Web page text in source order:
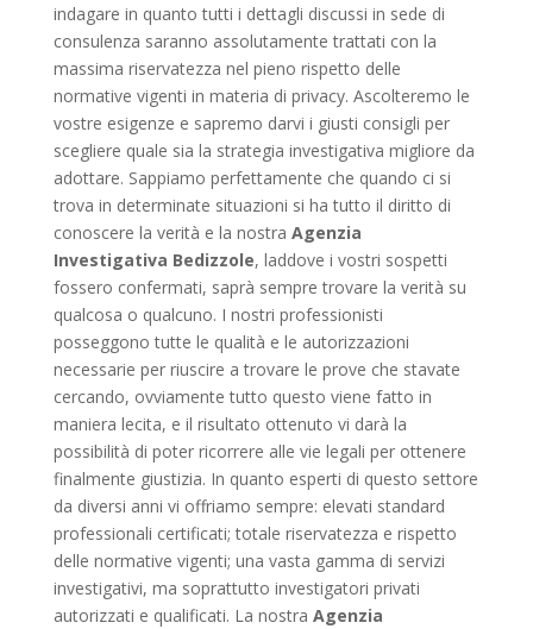
indagare in quanto tutti i dettagli discussi in sede di
consulenza saranno assolutamente trattati con la
massima riservatezza nel pieno rispetto delle
normative vigenti in materia di privacy. Ascolteremo le
vostre esigenze e sapremo darvi i giusti consigli per
scegliere quale sia la strategia investigativa migliore da
adottare. Sappiamo perfettamente che quando ci si
trova in determinate situazioni si ha tutto il diritto di
conoscere la verità e la nostra Agenzia
Investigativa Bedizzole, laddove i vostri sospetti
fossero confermati, saprà sempre trovare la verità su
qualcosa o qualcuno. I nostri professionisti
posseggono tutte le qualità e le autorizzazioni
necessarie per riuscire a trovare le prove che stavate
cercando, ovviamente tutto questo viene fatto in
maniera lecita, e il risultato ottenuto vi darà la
possibilità di poter ricorrere alle vie legali per ottenere
finalmente giustizia. In quanto esperti di questo settore
da diversi anni vi offriamo sempre: elevati standard
professionali certificati; totale riservatezza e rispetto
delle normative vigenti; una vasta gamma di servizi
investigativi, ma soprattutto investigatori privati
autorizzati e qualificati. La nostra Agenzia